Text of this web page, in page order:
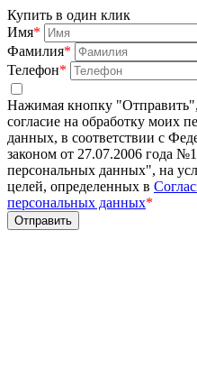
Купить в один клик
Имя*
Фамилия*
Телефон*
Нажимая кнопку
согласие на обработку моих
данных, в соответствии с
законом от 27.07.2006 года
персональных данных", на
целей, определенных в
персональных данных*